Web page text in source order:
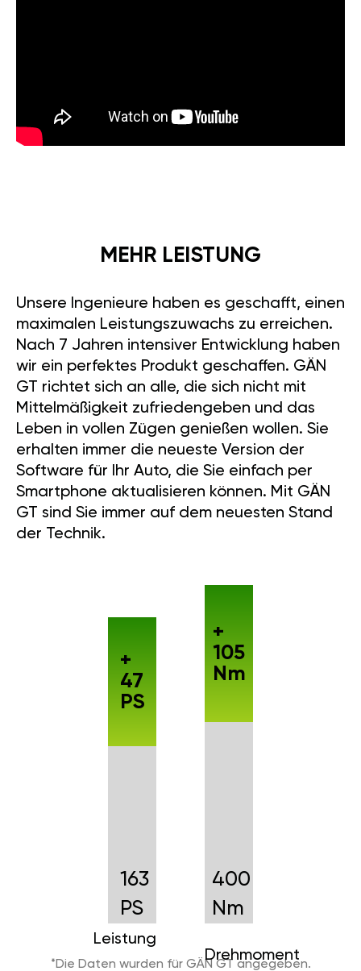
MEHR LEISTUNG
Unsere Ingenieure haben es geschafft, einen
maximalen Leistungszuwachs zu erreichen.
Nach 7 Jahren intensiver Entwicklung haben
wir ein perfektes Produkt geschaffen. GÄN
GT richtet sich an alle, die sich nicht mit
Mittelmäßigkeit zufriedengeben und das
Leben in vollen Zügen genießen wollen. Sie
erhalten immer die neueste Version der
Software für Ihr Auto, die Sie einfach per
Smartphone aktualisieren können. Mit GÄN
GT sind Sie immer auf dem neuesten Stand
der Technik.
163
PS
Leistung
+
47
PS
400
Nm
Drehmoment
+
105
Nm
*Die Daten wurden für GÄN GT angegeben.